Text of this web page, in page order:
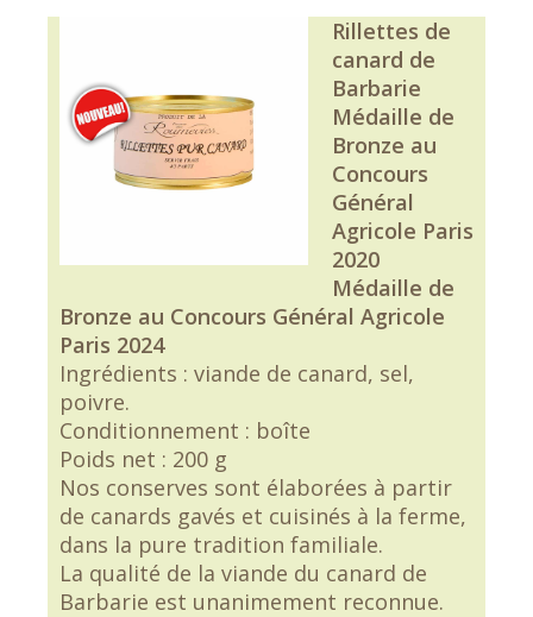
Rillettes de
canard de
Barbarie
Médaille de
Bronze au
Concours
Général
Agricole Paris
2020
Médaille de
Bronze au Concours Général Agricole
Paris 2024
Ingrédients : viande de canard, sel,
poivre.
Conditionnement : boîte
Poids net : 200 g
Nos conserves sont élaborées à partir
de canards gavés et cuisinés à la ferme,
dans la pure tradition familiale.
La qualité de la viande du canard de
Barbarie est unanimement reconnue.